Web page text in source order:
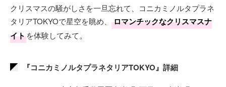
クリスマスの騒がしさを一旦忘れて、コニカミノルタプラネ
タリアTOKYOで星空を眺め、
ロマンチックなクリスマスナ
イトを体験してみて。
『コニカミノルタプラネタリアTOKYO』詳細